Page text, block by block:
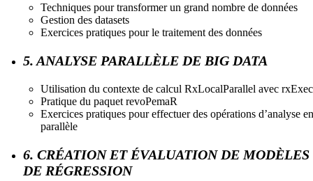
Techniques pour transformer un grand nombre de données
Gestion des datasets
Exercices pratiques pour le traitement des données
5. ANALYSE PARALLÈLE DE BIG DATA
Utilisation du contexte de calcul RxLocalParallel avec rxExec
Pratique du paquet revoPemaR
Exercices pratiques pour effectuer des opérations d’analyse en
parallèle
6. CRÉATION ET ÉVALUATION DE MODÈLES
DE RÉGRESSION